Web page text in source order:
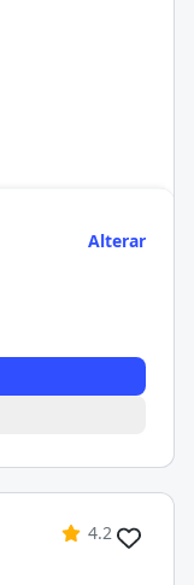
Alterar
4.2